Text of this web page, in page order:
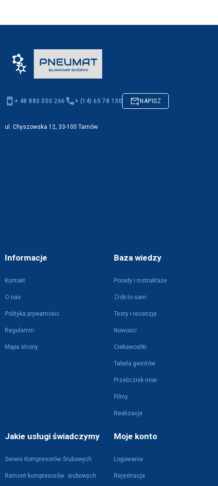
Informacje
Kontakt
O nas
Polityka prywatności
Regulamin
Mapa strony
Baza wiedzy
Porady i instruktaże
Zrób to sam
Testy i recenzje
Nowości
Ciekawostki
Tabela gwintów
Przelicznik miar
Filmy
Realizacje
Jakie usługi świadczymy
Serwis Kompresorów Śrubowych
Remont kompresorów śrubowych
Moje konto
Logowanie
Rejestracja
+ 48 883 003 266 + (14) 65 78 130 NAPISZ
ul. Chyszowska 12, 33-100 Tarnów